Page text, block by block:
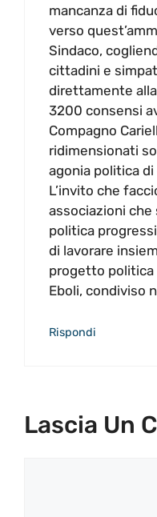
mancanza di
verso
Sindaco,
cittadini e
direttamente alla
3200 consensi
Compagno
ridimensionati
agonia politica
L’invito che
associazioni che
politica
di lavorare
progetto politica
Eboli, condiviso
Rispondi
Lascia Un